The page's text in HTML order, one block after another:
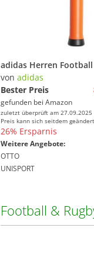
von adidas
Bester Preis
gefunden bei Amazon
zuletzt überprüft am 27.09.2025
Preis kann sich seitdem
26% Ersparnis
Weitere Angebote:
OTTO
UNISPORT
Football &